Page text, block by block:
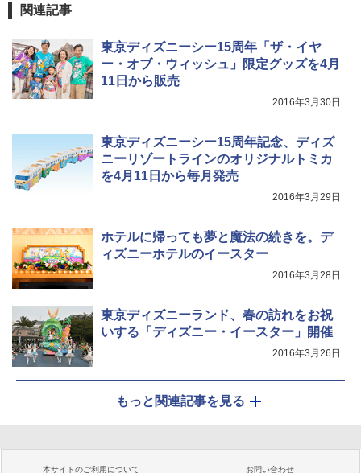
関連記事
東京ディズニーシー15周年「ザ・イヤ
ー・オブ・ウィッシュ」限定グッズを4月
11日から販売
2016年3月30日
東京ディズニーシー15周年記念、ディズ
ニーリゾートラインのオリジナルトミカ
を4月11日から毎月発売
2016年3月29日
ホテルに帰っても夢と魔法の続きを。デ
ィズニーホテルのイースター
2016年3月28日
東京ディズニーランド、春の訪れをお祝
いする「ディズニー・イースター」開催
2016年3月26日
もっと関連記事を見る
本サイトのご利用について お問い合わせ